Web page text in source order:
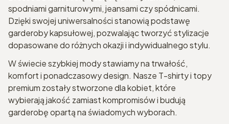
spodniami garniturowymi, jeansami czy spódnicami.
Dzięki swojej uniwersalności stanowią podstawę
garderoby kapsułowej, pozwalając tworzyć stylizacje
dopasowane do różnych okazji i indywidualnego stylu.
W świecie szybkiej mody stawiamy na trwałość,
komfort i ponadczasowy design. Nasze T-shirty i topy
premium zostały stworzone dla kobiet, które
wybierają jakość zamiast kompromisów i budują
garderobę opartą na świadomych wyborach.